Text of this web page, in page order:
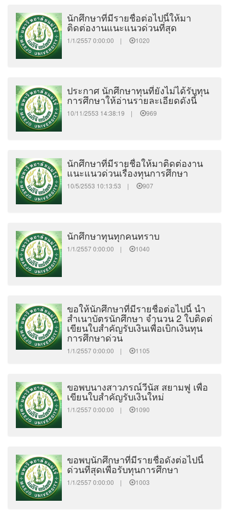
นักศึกษาที่มีรายชื่อต่อไปนี้ให้มา
ติดต่องานแนะแนวด่วนที่สุด
1/1/2557 0:00:00 | 1020
ประกาศ นักศึกษาทุนที่ยังไม่ได้รับทุน
การศึกษาให้อ่านรายละเอียดดังนี้
10/11/2553 14:38:19 | 969
นักศึกษาที่มีรายชื่อให้มาติดต่องาน
แนะแนวด่วนเรื่องทุนการศึกษา
10/5/2553 10:13:53 | 907
นักศึกษาทุนทุกคนทราบ
1/1/2557 0:00:00 | 1040
ขอให้นักศึกษาที่มีรายชื่อต่อไปนี้ นำ
สำเนาบัตรนักศึกษา จำนวน 2 ใบติดต่
เขียนใบสำคัญรับเงินเพื่อเบิกเงินทุน
การศึกษาด่วน
1/1/2557 0:00:00 | 1105
ขอพบนางสาวภรณ์วีนัส สยามฟู เพื่อ
เขียนใบสำคัญรับเงินใหม่
1/1/2557 0:00:00 | 1090
ขอพบนักศึกษาที่มีรายชื่อดังต่อไปนี้
ด่วนที่สุดเพื่อรับทุนการศึกษา
1/1/2557 0:00:00 | 1003